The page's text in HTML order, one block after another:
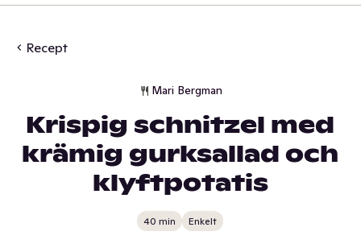
Recept
Mari Bergman
Krispig schnitzel med
krämig gurksallad och
klyftpotatis
40 min Enkelt